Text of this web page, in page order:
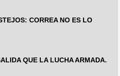
CORREA NO ES LO
QUE LA LUCHA ARMADA.